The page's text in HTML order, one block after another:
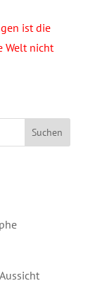
ist die
Welt nicht